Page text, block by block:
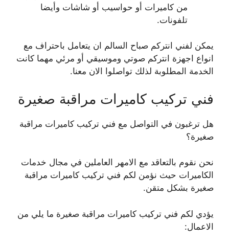
من كاميرات أو حواسيب أو شاشات وأيضا
تلفونات.
يمكن لفني انتركم صباح السالم ان يتعامل باحتراف مع
انواع اجهزة انتركم صوتي وموسيقي أو مرئي مهما كانت
الخدمة المطلوبة لذلك تواصلوا الان معنا.
فني تركيب كاميرات مراقبة صغيرة
هل ترغبون في التواصل مع فني تركيب كاميرات مراقبة
صغيرة؟
نحن نقوم بالتعاقد مع الامهر العاملين في مجال خدمات
الكاميرات حيث نؤمن لكم فني تركيب كاميرات مراقبة
صغيرة بشكل متقن.
يؤدي لكم فني تركيب كاميرات مراقبة صغيرة ما يلي من
الاعمال: